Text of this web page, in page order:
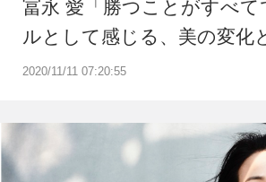
2020/11/11 07:20:55
冨永 愛「勝つことがすべ
ルとして感じる、美の変化